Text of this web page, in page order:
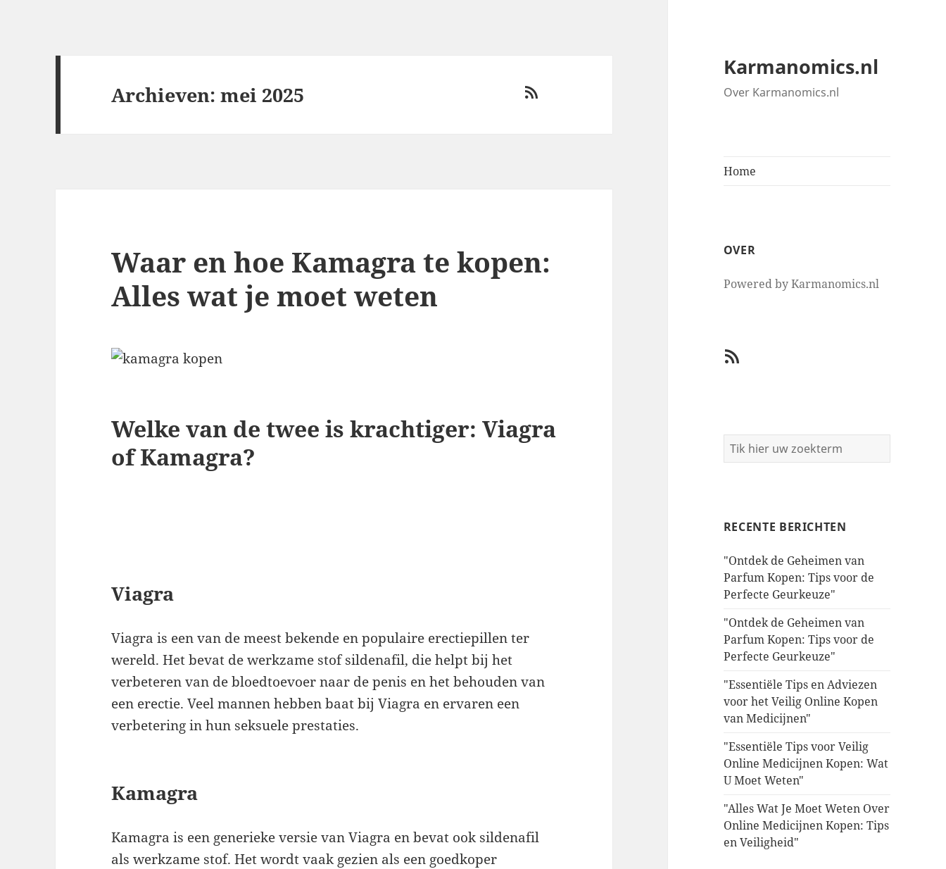
Karmanomics.nl
Over Karmanomics.nl
Home
OVER
Powered by Karmanomics.nl
RSS
RECENTE BERICHTEN
"Ontdek de Geheimen van
Parfum Kopen: Tips voor de
Perfecte Geurkeuze"
"Ontdek de Geheimen van
Parfum Kopen: Tips voor de
Perfecte Geurkeuze"
"Essentiële Tips en Adviezen
voor het Veilig Online Kopen
van Medicijnen"
"Essentiële Tips voor Veilig
Online Medicijnen Kopen: Wat
U Moet Weten"
"Alles Wat Je Moet Weten Over
Online Medicijnen Kopen: Tips
en Veiligheid"
RSS
Archieven: mei 2025
Waar en hoe Kamagra te kopen:
Alles wat je moet weten
Welke van de twee is krachtiger: Viagra
of Kamagra?
Viagra
Viagra is een van de meest bekende en populaire erectiepillen ter
wereld. Het bevat de werkzame stof sildenafil, die helpt bij het
verbeteren van de bloedtoevoer naar de penis en het behouden van
een erectie. Veel mannen hebben baat bij Viagra en ervaren een
verbetering in hun seksuele prestaties.
Kamagra
Kamagra is een generieke versie van Viagra en bevat ook sildenafil
als werkzame stof. Het wordt vaak gezien als een goedkoper